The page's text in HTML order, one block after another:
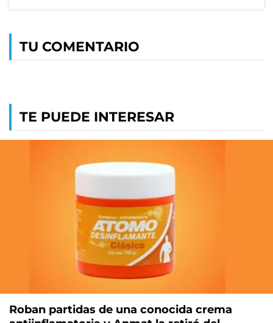
TU COMENTARIO
TE PUEDE INTERESAR
Roban partidas de una conocida crema